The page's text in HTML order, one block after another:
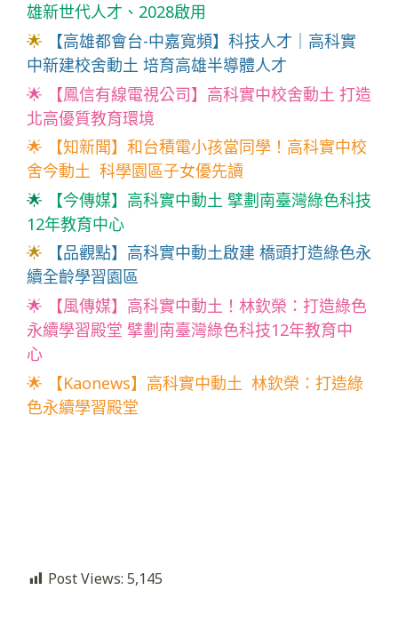
雄新世代人才、2028啟用
🌟
【高雄都會台-中嘉寬頻】科技人才｜高科實
中新建校舍動土 培育高雄半導體人才
🌟
【鳳信有線電視公司】高科實中校舍動土 打造
北高優質教育環境
🌟
【知新聞】和台積電小孩當同學！高科實中校
舍今動土 科學園區子女優先讀
🌟
【今傳媒】高科實中動土 擘劃南臺灣綠色科技
12年教育中心
🌟
【品觀點】高科實中動土啟建 橋頭打造綠色永
續全齡學習園區
🌟
【風傳媒】高科實中動土！林欽榮：打造綠色
永續學習殿堂 擘劃南臺灣綠色科技12年教育中
心
🌟
【Kaonews】高科實中動土 林欽榮：打造綠
色永續學習殿堂
Post Views: 5,145